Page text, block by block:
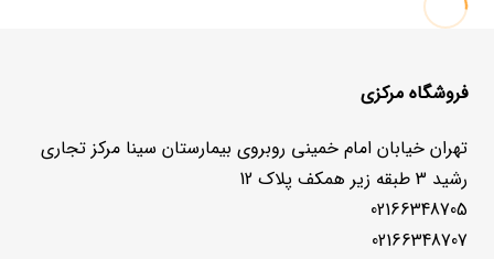
فروشگاه مرکزی
تهران خیابان امام خمینی روبروی بیمارستان سینا مرکز تجاری
رشید 3 طبقه زیر همکف پلاک 12
02166348705
02166348707